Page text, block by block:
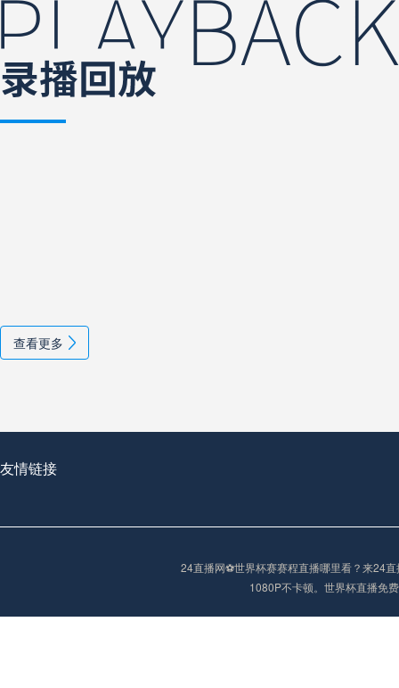
查看更多
友情链接
24直播网⚽️世界杯赛赛程直播哪里看？来24
1080P不卡顿。世界杯直播免